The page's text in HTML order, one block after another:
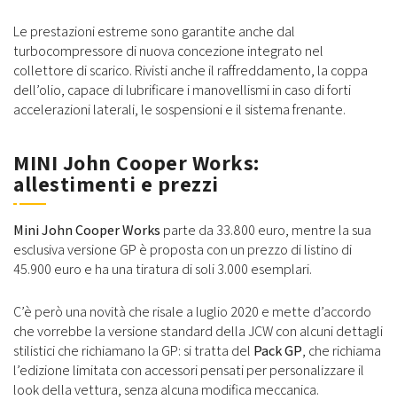
Le prestazioni estreme sono garantite anche dal
turbocompressore di nuova concezione integrato nel
collettore di scarico. Rivisti anche il raffreddamento, la coppa
dell’olio, capace di lubrificare i manovellismi in caso di forti
accelerazioni laterali, le sospensioni e il sistema frenante.
MINI John Cooper Works:
allestimenti e prezzi
Mini John Cooper Works parte da 33.800 euro, mentre la sua
esclusiva versione GP è proposta con un prezzo di listino di
45.900 euro e ha una tiratura di soli 3.000 esemplari.
C’è però una novità che risale a luglio 2020 e mette d’accordo
che vorrebbe la versione standard della JCW con alcuni dettagli
stilistici che richiamano la GP: si tratta del Pack GP, che richiama
l’edizione limitata con accessori pensati per personalizzare il
look della vettura, senza alcuna modifica meccanica.